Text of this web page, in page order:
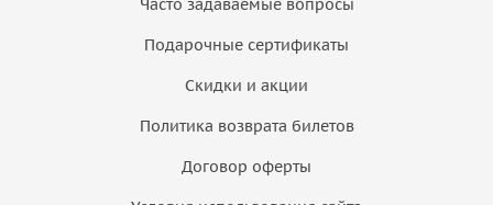
Часто задаваемые вопросы
Подарочные сертификаты
Скидки и акции
Политика возврата билетов
Договор оферты